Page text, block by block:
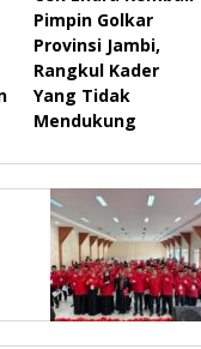
Pimpin Golkar
Provinsi Jambi,
Rangkul Kader
Yang Tidak
Mendukung